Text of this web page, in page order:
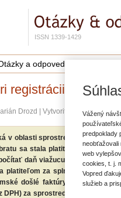
ISSN 1339-1429
a odpovede
registrácii
Drozd Vytvoriť záložku
v oblasti sprostredkovania
sa stala platiteľom dane
daň viažucu sa k tovarom
platiteľom za splnenia
došlé faktúry od platiteľov
DPH) za sprostredkovanej
Vážený
predpoklady
neobťažovali
web
cookies, t. j.
Vopred
služieb a